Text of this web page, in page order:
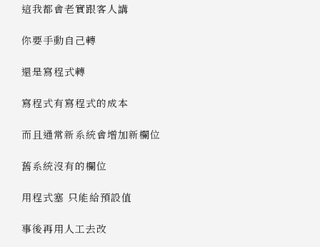
這我都會老實跟客人講
你要手動自己轉
還是寫程式轉
寫程式有寫程式的成本
而且通常新系統會增加新欄位
舊系統沒有的欄位
用程式塞 只能給預設值
事後再用人工去改